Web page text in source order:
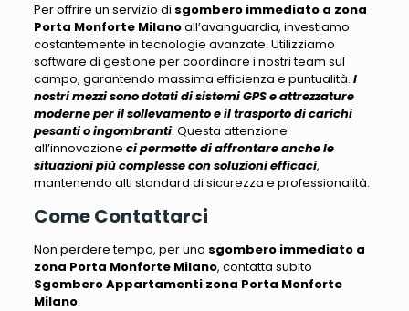
Per offrire un servizio di sgombero immediato a zona
Porta Monforte Milanoall’avanguardia, investiamo
costantemente in tecnologie avanzate. Utilizziamo
software di gestione per coordinare i nostri team sul
campo, garantendo massima efficienza e puntualità. I
nostri mezzi sono dotati di sistemi GPS e attrezzature
moderneper il sollevamento e il trasporto di carichi
pesanti o ingombranti. Questa attenzione
all’innovazione ci permette di affrontare anche le
situazioni più complesse con soluzioni efficaci,
mantenendo alti standard di sicurezza e professionalità.
Come Contattarci
Non perdere tempo, per uno sgombero immediato a
zona Porta Monforte Milano, contatta subito
Sgombero Appartamenti zona Porta Monforte
Milano: